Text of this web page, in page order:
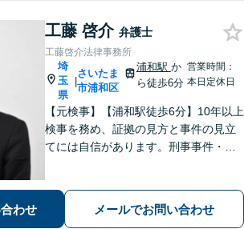
工藤 啓介 弁護士
工藤啓介法律事務所
埼
玉
県
|
さいたま
市浦和区
浦和駅 か
ら徒歩6分
営業時間：
本日定休日
【元検事】【浦和駅徒歩6分】10年以上
検事を務め、証拠の見方と事件の見立
てには自信があります。刑事事件・離
わせ下さい。
わせ メールでお問い合わせ